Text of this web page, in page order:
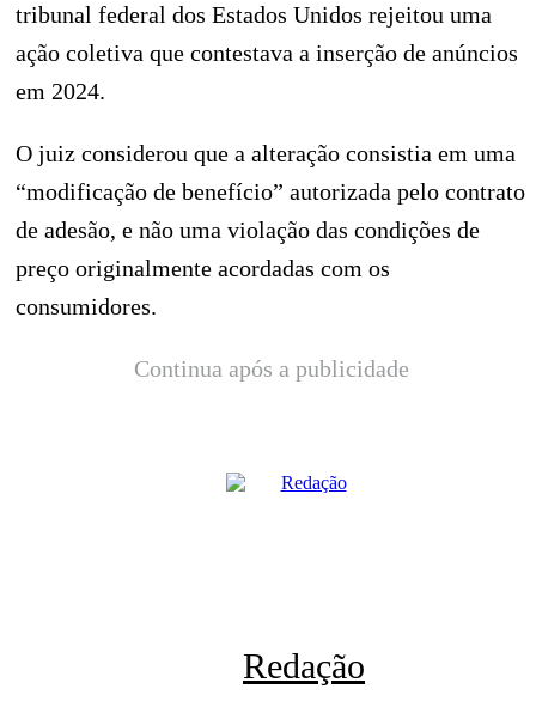
tribunal federal dos Estados Unidos rejeitou uma
ação coletiva que contestava a inserção de anúncios
em 2024.
O juiz considerou que a alteração consistia em uma
“modificação de benefício” autorizada pelo contrato
de adesão, e não uma violação das condições de
preço originalmente acordadas com os
consumidores.
Continua após a publicidade
Redação